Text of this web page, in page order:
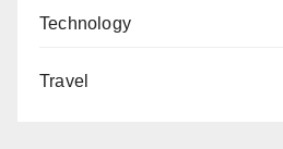
Technology
Travel